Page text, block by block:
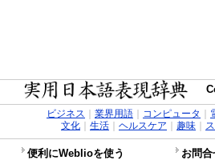
ビジネス 業界用語｜ コンピュータ
文化｜ 生活｜ ヘルスケア 趣味｜
便利にWeblioを使う
お問